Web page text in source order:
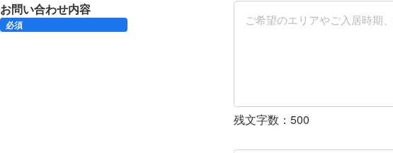
お問い合わせ内容
必須
残文字数： 500